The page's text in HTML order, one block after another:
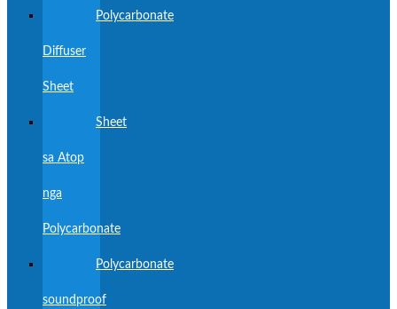
Polycarbonate
Diffuser
Sheet
Sheet
sa Atop
nga
Polycarbonate
Polycarbonate
soundproof